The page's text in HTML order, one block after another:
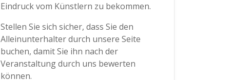
Eindruck vom Künstlern zu bekommen.
Stellen Sie sich sicher, dass Sie den
Alleinunterhalter durch unsere Seite
buchen, damit Sie ihn nach der
Veranstaltung durch uns bewerten
können.